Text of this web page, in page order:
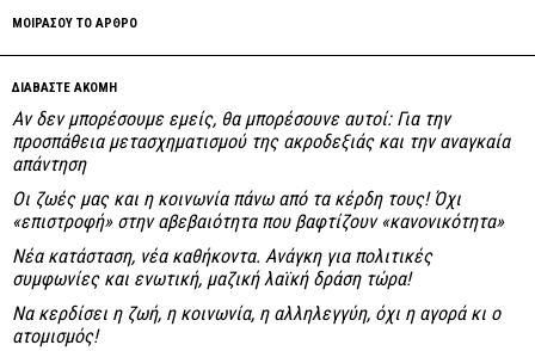
ΜΟΙΡΑΣΟΥ ΤΟ ΑΡΘΡΟ
ΔΙΑΒΑΣΤΕ ΑΚΟΜΗ
Αν δεν μπορέσουμε εμείς, θα μπορέσουνε αυτοί: Για την
προσπάθεια μετασχηματισμού της ακροδεξιάς και την αναγκαία
απάντηση
Οι ζωές μας και η κοινωνία πάνω από τα κέρδη τους! Όχι
«επιστροφή» στην αβεβαιότητα που βαφτίζουν «κανονικότητα»
Νέα κατάσταση, νέα καθήκοντα. Ανάγκη για πολιτικές
συμφωνίες και ενωτική, μαζική λαϊκή δράση τώρα!
Να κερδίσει η ζωή, η κοινωνία, η αλληλεγγύη, όχι η αγορά κι ο
ατομισμός!